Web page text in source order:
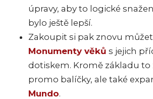
úpravy, aby to logické
bylo ještě lepší.
Zakoupit si pak znovu
Monumenty věků s jejich
dotiskem. Kromě základu to
promo balíčky, ale také
Mundo.